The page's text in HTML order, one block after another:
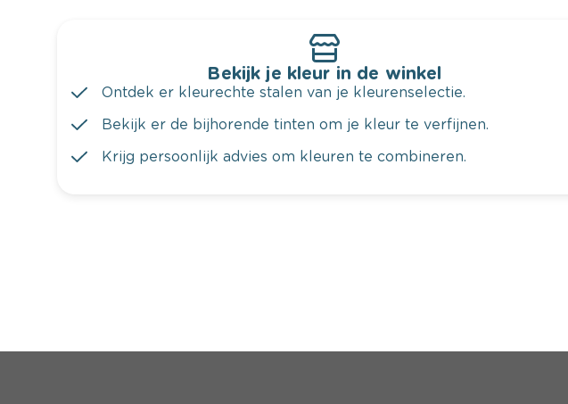
Bekijk je kleur in de winkel
Ontdek er kleurechte stalen van je kleurenselectie.
Bekijk er de bijhorende tinten om je kleur te verfijnen.
Krijg persoonlijk advies om kleuren te combineren.